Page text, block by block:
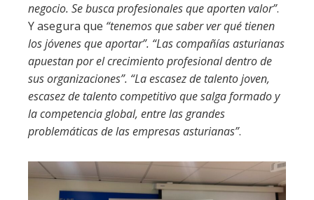
negocio. Se busca profesionales que aporten valor”.
Y asegura que “tenemos que saber ver qué tienen
los jóvenes que aportar”. “Las compañías asturianas
apuestan por el crecimiento profesional dentro de
sus organizaciones”. “La escasez de talento joven,
escasez de talento competitivo que salga formado y
la competencia global, entre las grandes
problemáticas de las empresas asturianas”.